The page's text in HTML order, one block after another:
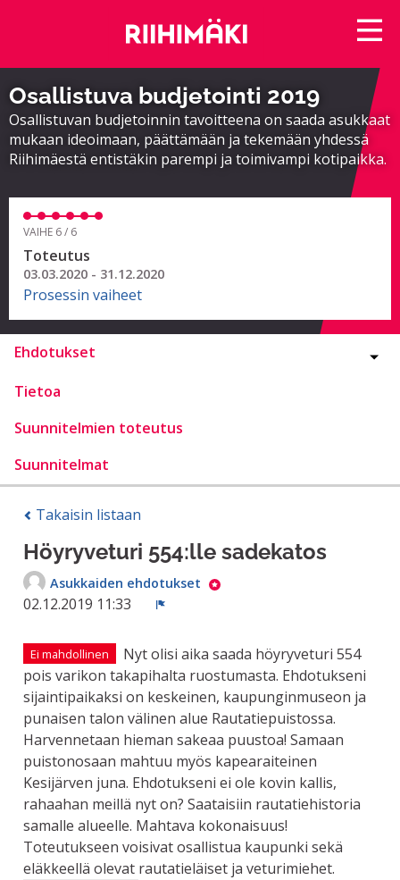
Osallistuva budjetointi 2019
Osallistuvan budjetoinnin tavoitteena on saada asukkaat
mukaan ideoimaan, päättämään ja tekemään yhdessä
Riihimäestä entistäkin parempi ja toimivampi kotipaikka.
VAIHE 6 / 6
Toteutus
03.03.2020 - 31.12.2020
Prosessin vaiheet
Ehdotukset
Tietoa
Suunnitelmien toteutus
Suunnitelmat
Takaisin listaan
Höyryveturi 554:lle sadekatos
Asukkaiden ehdotukset
02.12.2019 11:33
Ei mahdollinen
Nyt olisi aika saada höyryveturi 554
pois varikon takapihalta ruostumasta. Ehdotukseni
sijaintipaikaksi on keskeinen, kaupunginmuseon ja
punaisen talon välinen alue Rautatiepuistossa.
Harvennetaan hieman sakeaa puustoa! Samaan
puistonosaan mahtuu myös kapearaiteinen
Kesijärven juna. Ehdotukseni ei ole kovin kallis,
rahaahan meillä nyt on? Saataisiin rautatiehistoria
samalle alueelle. Mahtava kokonaisuus!
Toteutukseen voisivat osallistua kaupunki sekä
eläkkeellä olevat rautatieläiset ja veturimiehet.